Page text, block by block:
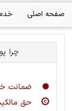
صفحه اصلی
چرا
ضمانت
حق